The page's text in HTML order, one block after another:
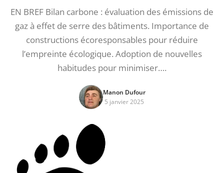
EN BREF Bilan carbone : évaluation des émissions de
gaz à effet de serre des bâtiments. Importance de
constructions écoresponsables pour réduire
l’empreinte écologique. Adoption de nouvelles
habitudes pour minimiser….
Manon Dufour
5 janvier 2025